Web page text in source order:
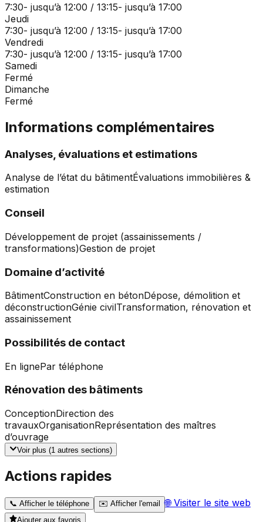
7:30- jusqu’à 12:00 / 13:15- jusqu’à 17:00
Jeudi
7:30- jusqu’à 12:00 / 13:15- jusqu’à 17:00
Vendredi
7:30- jusqu’à 12:00 / 13:15- jusqu’à 17:00
Samedi
Fermé
Dimanche
Fermé
Informations complémentaires
Analyses, évaluations et estimations
Analyse de l’état du bâtimentÉvaluations immobilières &
estimation
Conseil
Développement de projet (assainissements /
transformations)Gestion de projet
Domaine d’activité
BâtimentConstruction en bétonDépose, démolition et
déconstructionGénie civilTransformation, rénovation et
assainissement
Possibilités de contact
En lignePar téléphone
Rénovation des bâtiments
ConceptionDirection des
travauxOrganisationReprésentation des maîtres
d’ouvrage
Voir plus (1 autres sections)
Actions rapides
📞 Afficher le téléphone ✉️ Afficher l'email 🌐Visiter le site web
Ajouter aux favoris